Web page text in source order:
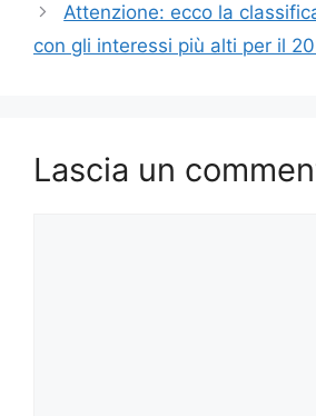
Attenzione: ecco la
con gli interessi più alti per il
Lascia un